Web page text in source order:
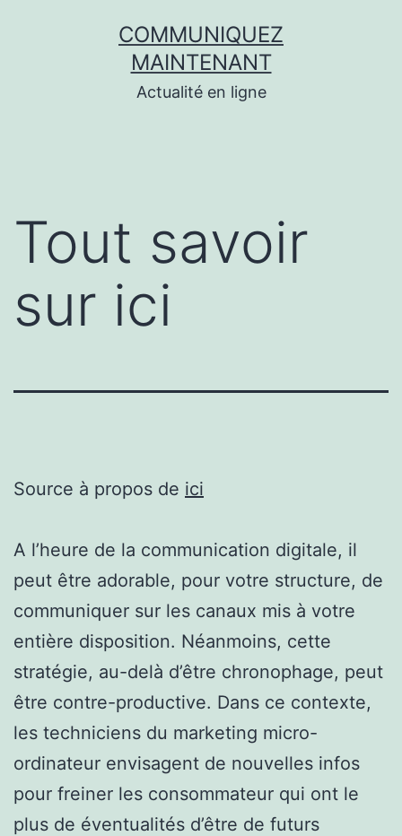
COMMUNIQUEZ
MAINTENANT
Actualité en ligne
Tout savoir
sur ici
Source à propos de ici
A l’heure de la communication digitale, il
peut être adorable, pour votre structure, de
communiquer sur les canaux mis à votre
entière disposition. Néanmoins, cette
stratégie, au-delà d’être chronophage, peut
être contre-productive. Dans ce contexte,
les techniciens du marketing micro-
ordinateur envisagent de nouvelles infos
pour freiner les consommateur qui ont le
plus de éventualités d’être de futurs